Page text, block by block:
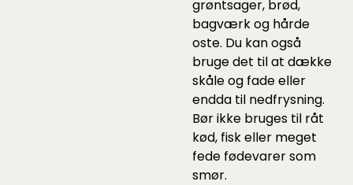
grøntsager, brød,
bagværk og hårde
oste. Du kan også
bruge det til at dække
skåle og fade eller
endda til nedfrysning.
Bør ikke bruges til råt
kød, fisk eller meget
fede fødevarer som
smør.